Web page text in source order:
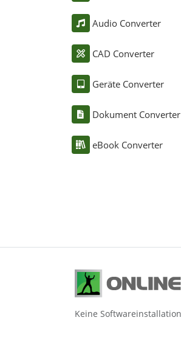
Audio Converter
CAD Converter
Geräte Converter
Dokument Converter
eBook Converter
Keine